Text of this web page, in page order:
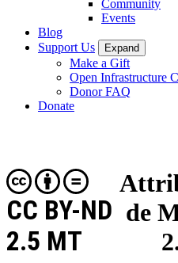
Community
Events
Blog
Support Us
Expand
Make a Gift
Open Infrastructure
Donor FAQ
Donate
de
CC BY-ND
2.5 MT